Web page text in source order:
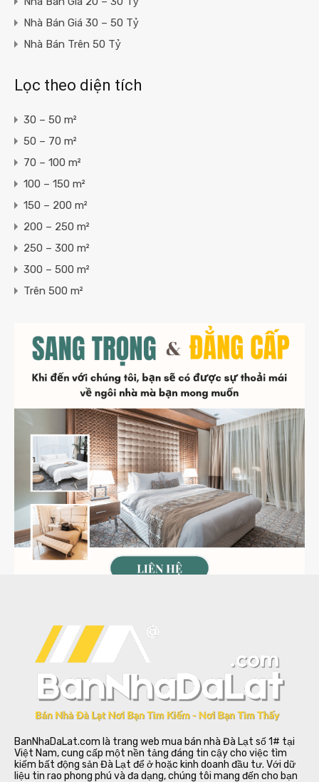
Nhà Bán Giá 30 – 50 Tỷ
Nhà Bán Trên 50 Tỷ
Lọc theo diện tích
30 – 50 m²
50 – 70 m²
70 – 100 m²
100 – 150 m²
150 – 200 m²
200 – 250 m²
250 – 300 m²
300 – 500 m²
Trên 500 m²
BanNhaDaLat.com là trang web mua bán nhà Đà Lạt số 1# tại
Việt Nam, cung cấp một nền tảng đáng tin cậy cho việc tìm
kiếm bất động sản Đà Lạt để ở hoặc kinh doanh đầu tư. Với dữ
liệu tin rao phong phú và đa dạng, chúng tôi mang đến cho bạn